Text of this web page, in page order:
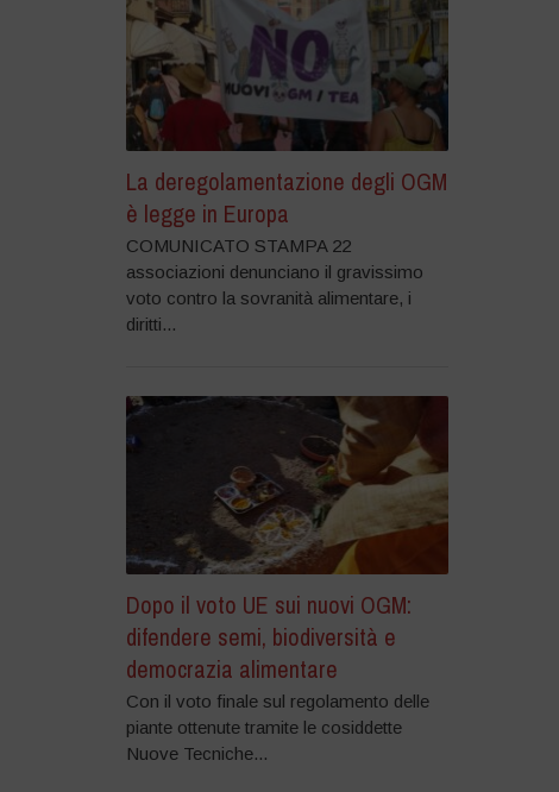
La deregolamentazione degli OGM
è legge in Europa
COMUNICATO STAMPA 22
associazioni denunciano il gravissimo
voto contro la sovranità alimentare, i
diritti...
Dopo il voto UE sui nuovi OGM:
difendere semi, biodiversità e
democrazia alimentare
Con il voto finale sul regolamento delle
piante ottenute tramite le cosiddette
Nuove Tecniche...